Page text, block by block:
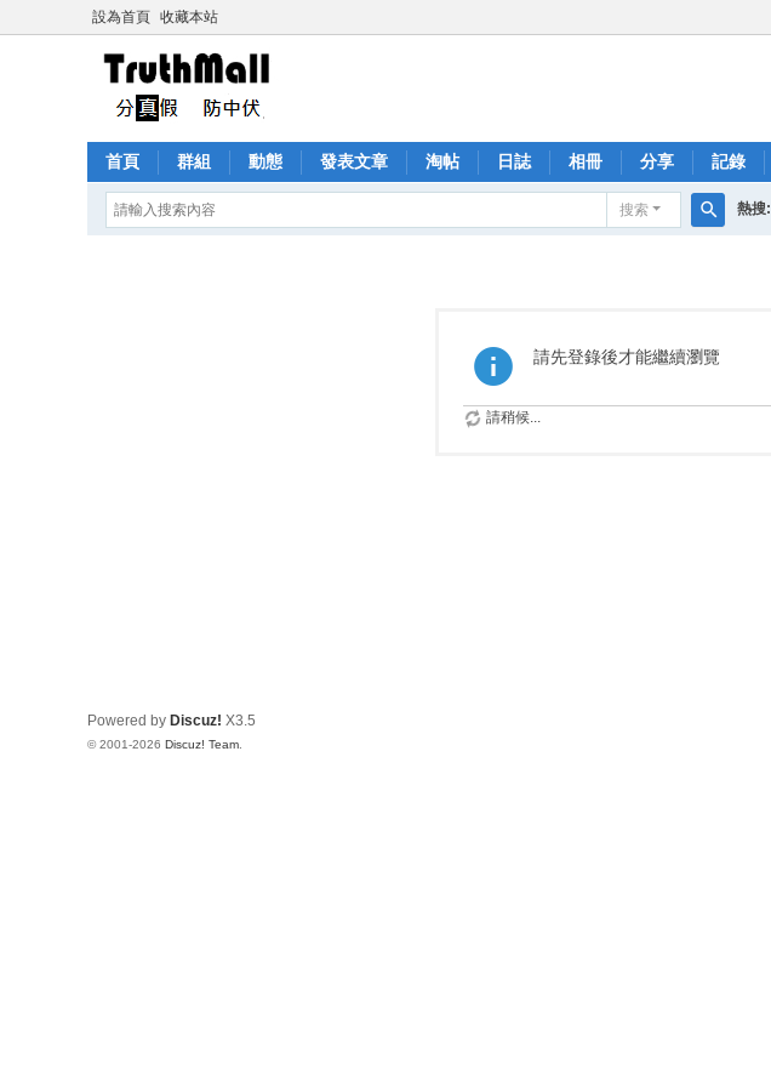
設為首頁 收藏本站
首頁 群組 動態 發表文章 淘帖 日誌 相冊 分享 記錄
搜索 熱搜:
請先登錄後才能繼續瀏覽
請稍候...
Powered by Discuz! X3.5
© 2001-2026 Discuz! Team